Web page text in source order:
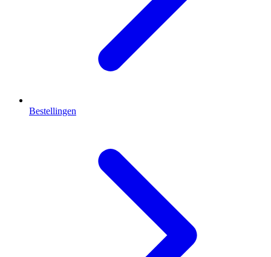
Bestellingen